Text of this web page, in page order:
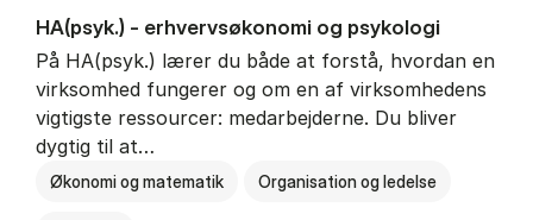
HA(psyk.) - erhvervs­økonomi og psy­ko­lo­gi
På HA(psyk.) lærer du både at forstå, hvordan en
virksomhed fungerer og om en af virksomhedens
vigtigste ressourcer: medarbejderne. Du bliver
dygtig til at…
Økonomi og matematik Organisation og ledelse